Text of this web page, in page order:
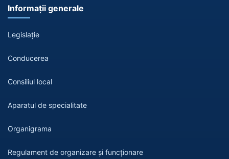
Informații generale
Legislație
Conducerea
Consiliul local
Aparatul de specialitate
Organigrama
Regulament de organizare și funcționare